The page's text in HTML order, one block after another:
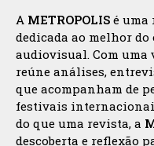
A METROPOLIS é
dedicada ao melhor
audiovisual. Com uma
reúne análises,
que acompanham de
festivais
do que uma revista, a
descoberta e reflexão